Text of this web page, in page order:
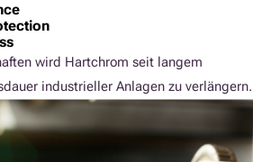
wird Hartchrom seit langem
industrieller Anlagen zu verlängern.